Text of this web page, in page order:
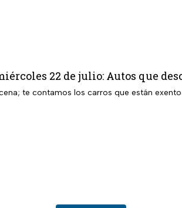
22 de julio: Autos que
te contamos los carros que están